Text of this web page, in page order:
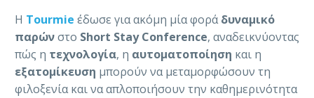
Η Tourmie έδωσε για ακόμη μία φοράδυναμικό
παρώνστο Short Stay Conference, αναδεικνύοντας
πώς η τεχνολογία, η αυτοματοποίηση και η
εξατομίκευση μπορούν να μεταμορφώσουν τη
φιλοξενία και να απλοποιήσουν την καθημερινότητα